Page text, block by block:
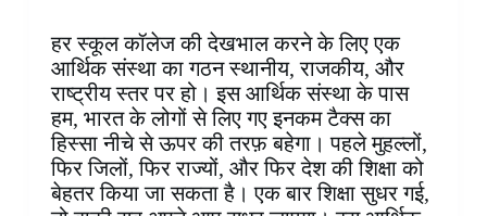
हर स्कूल कॉलेज की देखभाल करने के लिए एक
आर्थिक संस्था का गठन स्थानीय, राजकीय, और
राष्ट्रीय स्तर पर हो। इस आर्थिक संस्था के पास
हम, भारत के लोगों से लिए गए इनकम टैक्स का
हिस्सा नीचे से ऊपर की तरफ़ बहेगा। पहले मुहल्लों,
फिर जिलों, फिर राज्यों, और फिर देश की शिक्षा को
बेहतर किया जा सकता है। एक बार शिक्षा सुधर गई,